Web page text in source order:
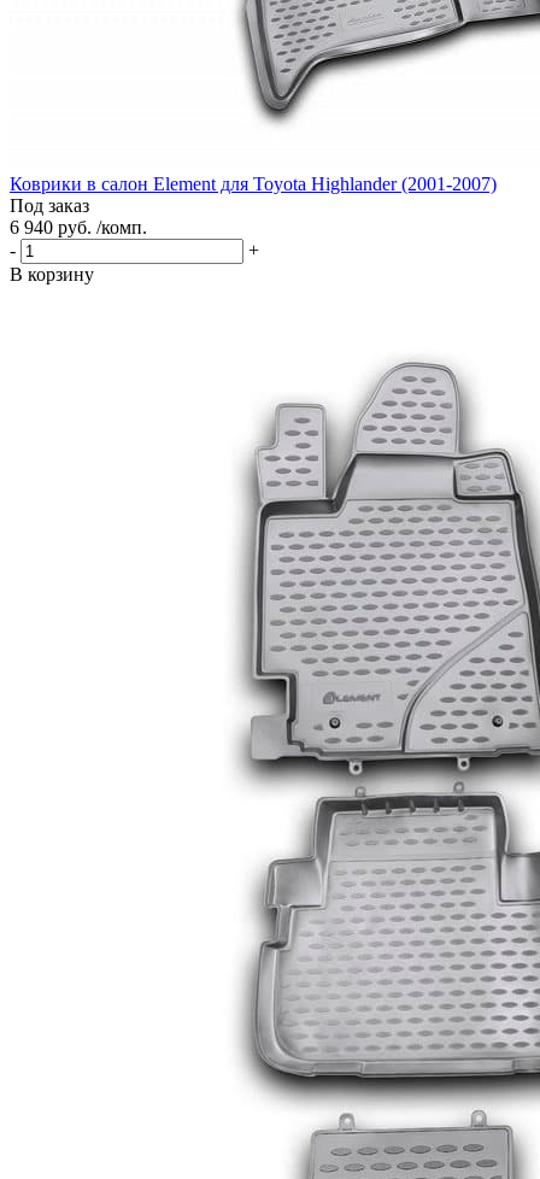
Коврики в салон Element для Toyota Highlander (2001-2007)
Под заказ
6 940 руб. /комп.
-
+
В корзину